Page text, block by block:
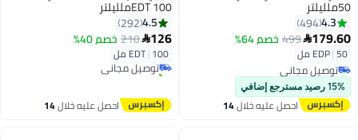
50ملليلتر
4.3
494
179.60
499 خصم 64%
EDP|50 مل
توصيل مجاني
توصيل مجاني
15% رصيد مسترجع إضافي
احصل عليه خلال14
EDT 100ملليلتر
4.5
292
126
210 خصم 40%
EDT|100 ملتوصيل مجاني
تم بيع +10 مؤخرًا
توصيل مجاني
احصل عليه خلال14